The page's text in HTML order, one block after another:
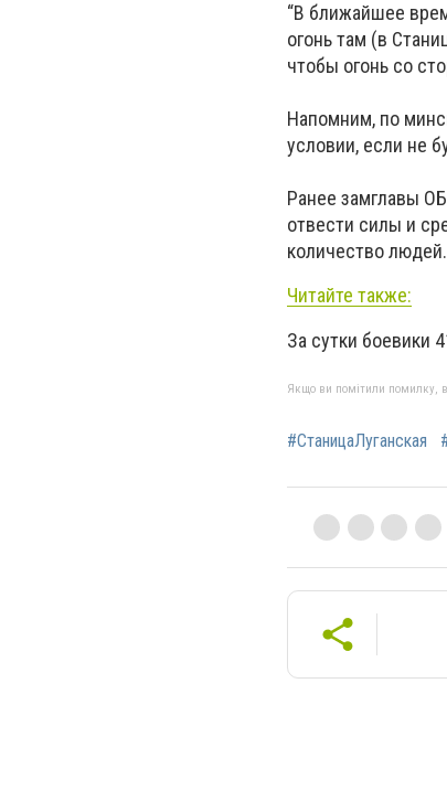
“В ближайшее
огонь там (в
чтобы огонь со
Напомним, по
условии, если не
Ранее замглавы
отвести силы и
количество людей.
Читайте также:
За сутки боевики
Якщо ви помітили помилку,
#СтаницаЛуганская